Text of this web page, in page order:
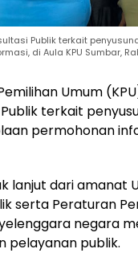
Publik terkait
di Aula KPU Sumbar,
Umum
terkait
permohonan
lanjut dari amanat
serta Peraturan
negara
pelayanan publik.